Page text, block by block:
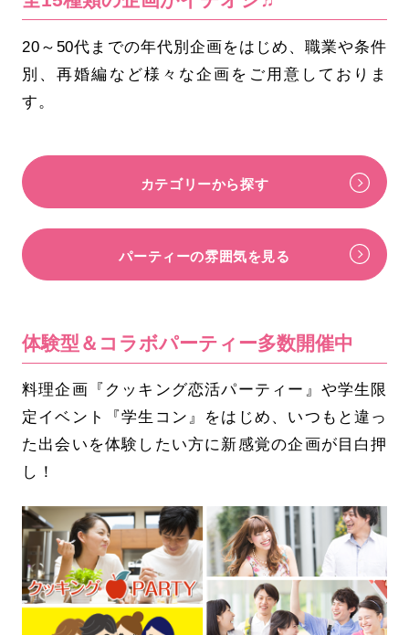
20～50代までの年代別企画をはじめ、職業や条件
別、再婚編など様々な企画をご用意しておりま
す。
カテゴリーから探す
パーティーの雰囲気を見る
体験型＆コラボパーティー多数開催中
料理企画『クッキング恋活パーティー』や学生限
定イベント『学生コン』をはじめ、いつもと違っ
た出会いを体験したい方に新感覚の企画が目白押
し！